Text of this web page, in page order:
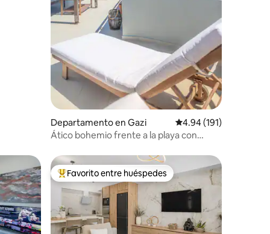
Departamento en Gazi Calificación promedio:
4.94 (191)
Ático bohemio frente a la playa con
De los mejores en Favorito entre huéspedes
Favorito entre huéspedes